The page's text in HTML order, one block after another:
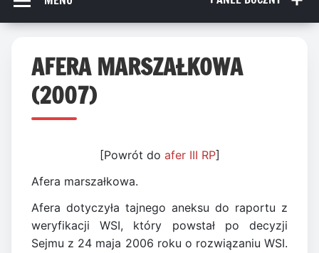
AFERA MARSZAŁKOWA
(2007)
[Powrót do afer III RP]
Afera marszałkowa.
Afera dotyczyła tajnego aneksu do raportu z
weryfikacji WSI, który powstał po decyzji
Sejmu z 24 maja 2006 roku o rozwiązaniu WSI.